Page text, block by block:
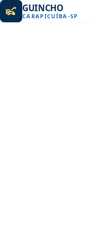
GUINCHO
CARAPICUÍBA-SP